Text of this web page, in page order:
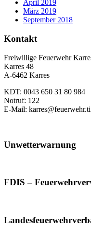
April 2019
März 2019
September 2018
Kontakt
Freiwillige Feuerwehr
Karres 48
A-6462 Karres
KDT: 0043 650 31 80 984
Notruf: 122
E-Mail:
Unwetterwarnung
FDIS –